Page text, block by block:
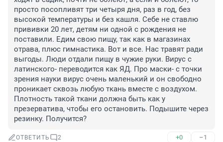
просто посопливят три четыря дня, раз в год, без
высокой температуры и без кашля. Себе не ставлю
прививки 20 лет, детям ни одной с рождения не
поставили. Едим свою пищу, так как в магазинах
отрава, плюс гимнастика. Вот и все. Нас травят ради
выгоды. Люди отдали пищу в чужие руки. Вирус с
латинского- переводится как ЯД. Про маски- с точки
зрения науки вирус очень маленький и он свободно
проникает сквозь любую ткань вместе с воздухом.
Плотность такой ткани должна быть как у
презерватива, чтобы его остановить. Подышите через
резинку. Получится?
ОТВЕТИТЬ 2 +0 –1